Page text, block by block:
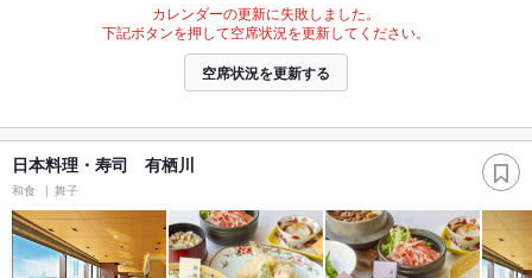
カレンダーの更新に失敗しました。
下記ボタンを押して空席状況を更新してください。
空席状況を更新する
日本料理・寿司 有栖川
和食 舞子